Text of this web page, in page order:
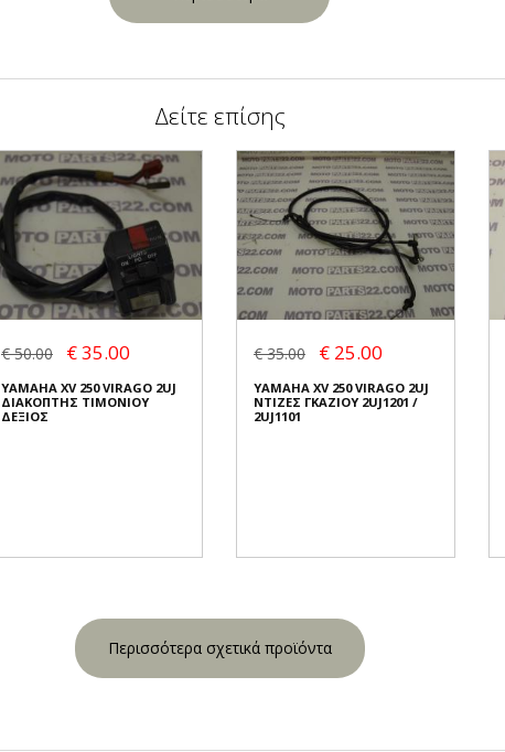
Δείτε επίσης
€ 50.00 € 35.00
YAMAHA XV 250 VIRAGO 2UJ
ΔΙΑΚΟΠΤΗΣ ΤΙΜΟΝΙΟΥ
ΔΕΞΙΟΣ
€ 35.00 € 25.00
YAMAHA XV 250 VIRAGO 2UJ
ΝΤΙΖΕΣ ΓΚΑΖΙΟΥ 2UJ1201 /
2UJ1101
Περισσότερα σχετικά προϊόντα